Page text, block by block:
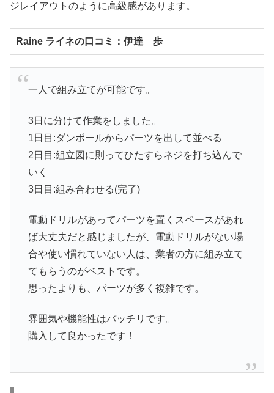
ジレイアウトのように高級感があります。
Raine ライネの口コミ：伊達 歩
一人で組み立てが可能です。
3日に分けて作業をしました。
1日目:ダンボールからパーツを出して並べる
2日目:組立図に則ってひたすらネジを打ち込んで
いく
3日目:組み合わせる(完了)
電動ドリルがあってパーツを置くスペースがあれ
ば大丈夫だと感じましたが、電動ドリルがない場
合や使い慣れていない人は、業者の方に組み立て
てもらうのがベストです。
思ったよりも、パーツが多く複雑です。
雰囲気や機能性はバッチリです。
購入して良かったです！